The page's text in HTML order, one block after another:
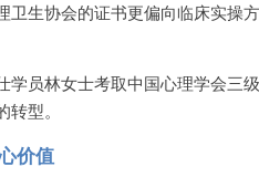
卫生协会的证书更偏向临床实操
员林女士考取中国心理学会三
型。
价值